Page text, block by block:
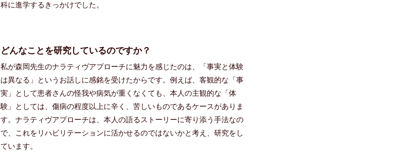
科に進学するきっかけでした。
どんなことを研究しているのですか？
私が森岡先生のナラティヴアプローチに魅力を感じたのは、「事実と体験
は異なる」というお話しに感銘を受けたからです。例えば、客観的な「事
実」として患者さんの怪我や病気が重くなくても、本人の主観的な「体
験」としては、傷病の程度以上に辛く、苦しいものであるケースがありま
す。ナラティヴアプローチは、本人の語るストーリーに寄り添う手法なの
で、これをリハビリテーションに活かせるのではないかと考え、研究をし
ています。